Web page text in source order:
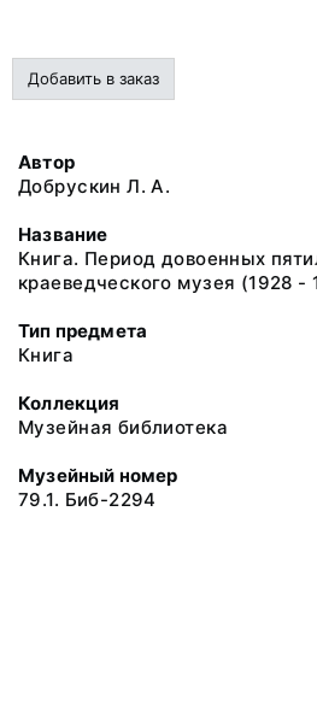
Добавить в заказ
Автор
Добрускин Л. А.
Название
Книга. Период довоенных
краеведческого музея (1928 -
Тип предмета
Книга
Коллекция
Музейная библиотека
Музейный номер
79.1. Биб-2294